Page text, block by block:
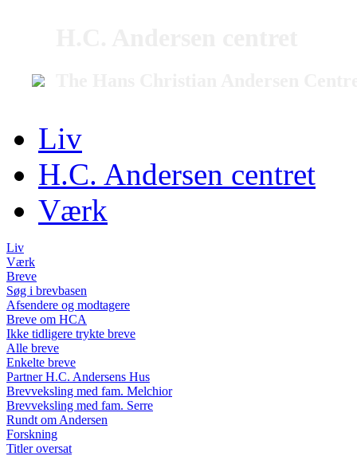
Liv
H.C. Andersen centret
Værk
Liv
Værk
Breve
Søg i brevbasen
Afsendere og modtagere
Breve om HCA
Ikke tidligere trykte breve
Alle breve
Enkelte breve
Partner H.C. Andersens Hus
Brevveksling med fam. Melchior
Brevveksling med fam. Serre
Rundt om Andersen
Forskning
Titler oversat